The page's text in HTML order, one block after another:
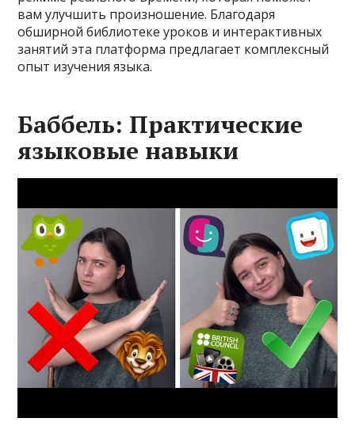
вам улучшить произношение. Благодаря
обширной библиотеке уроков и интерактивных
занятий эта платформа предлагает комплексный
опыт изучения языка.
Баббель: Практические
языковые навыки